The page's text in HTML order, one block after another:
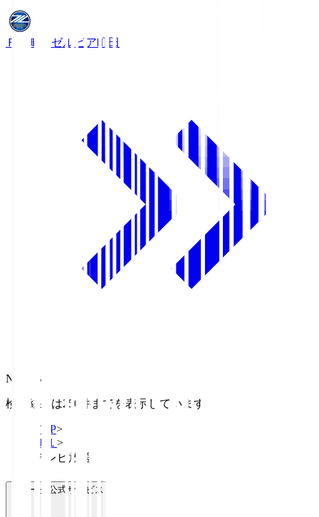
ＦＣ町田ゼルビア町田
NHK BS
検索結果は250件までを表示しています
TOP>
Ｊ１ >
テレビ放送
Ｊリーグ公式サービス